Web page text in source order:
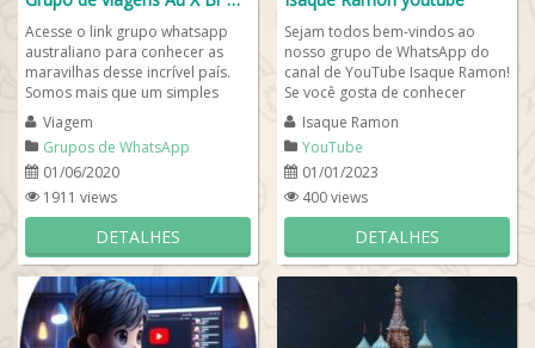
Acesse o link grupo whatsapp
australiano para conhecer as
maravilhas desse incrível país.
Somos mais que um simples
grupo whatsapp mochileiros,
somos um dos...
Viagem
Grupos de WhatsApp
estrangeiros
01/06/2020
1911 views
DETALHES
Sejam todos bem-vindos ao
nosso grupo de WhatsApp do
canal de YouTube Isaque Ramon!
Se você gosta de conhecer
novos canais de YouTube de
brasileiros, esse é...
Isaque Ramon
YouTube
01/01/2023
400 views
DETALHES